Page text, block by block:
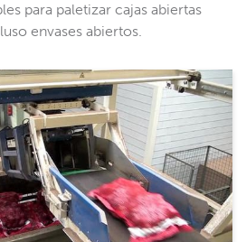
para paletizar cajas abiertas
envases abiertos.